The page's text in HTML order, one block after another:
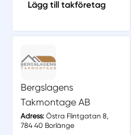
Lägg till takföretag
Bergslagens
Takmontage AB
Adress:Östra Flintgatan 8,
784 40 Borlänge